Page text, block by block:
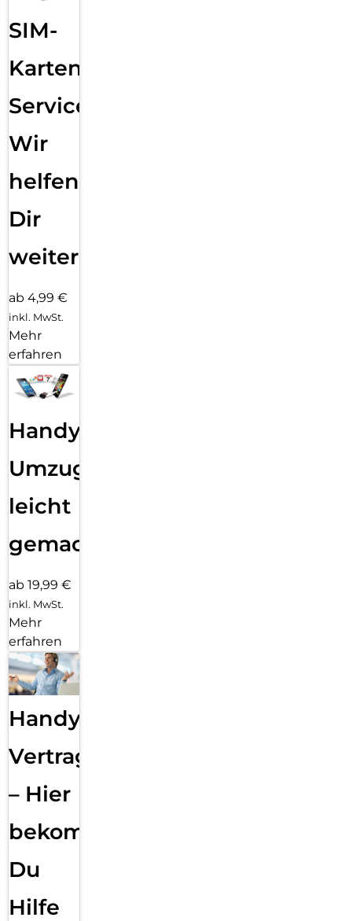
SIM-
Karten
Service:
Wir
helfen
Dir
weiter
ab 4,99 €
inkl. MwSt.
Mehr
erfahren
Handy
Umzug
leicht
gemacht!
ab 19,99 €
inkl. MwSt.
Mehr
erfahren
Handy
Vertragsabwicklung
– Hier
bekommst
Du
Hilfe